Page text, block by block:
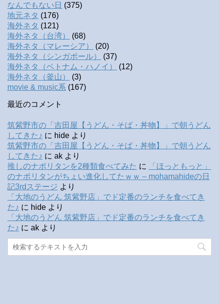
なんでもない日 (375)
地元ネタ (176)
海外ネタ (121)
海外ネタ（台湾）
(68)
海外ネタ（マレーシア）
(20)
海外ネタ（シンガポール）
(37)
海外ネタ（ベトナム・ハノイ）
(12)
海外ネタ（釜山）
(3)
movie & music系 (167)
最近のコメント
筑紫野市の「吉田屋【うどん・そば・丼物】」で朝うどん
してきた♪ に hide より
筑紫野市の「吉田屋【うどん・そば・丼物】」で朝うどん
してきた♪ に ak より
推しのナポリタンを2種類食べてみた に
「ほっともっと」
のナポリタンがちょい進化してたｗｗ – mohamahideの日
記3rdステージ より
「大地のうどん 筑紫野店」でド定番のランチを食べてき
た♪ に hide より
「大地のうどん 筑紫野店」でド定番のランチを食べてき
た♪ に ak より